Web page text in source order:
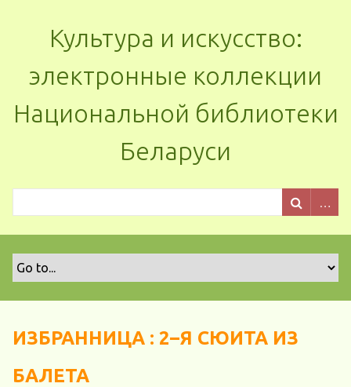
Культура и искусство:
электронные коллекции
Национальной библиотеки
Беларуси
ИЗБРАННИЦА : 2–Я СЮИТА ИЗ
БАЛЕТА